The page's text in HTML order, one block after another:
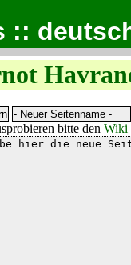
::
bitte den Wiki